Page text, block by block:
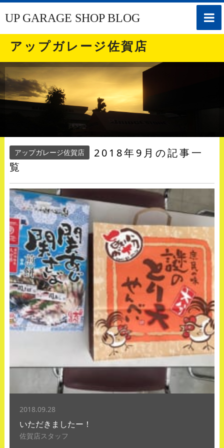
toggle
UP GARAGE SHOP BLOG
アップガレージ佐賀店
アップガレージ佐賀店
2018年9月の記事一
覧
2018.09.28
いただきましたー！
佐賀店スタッフ